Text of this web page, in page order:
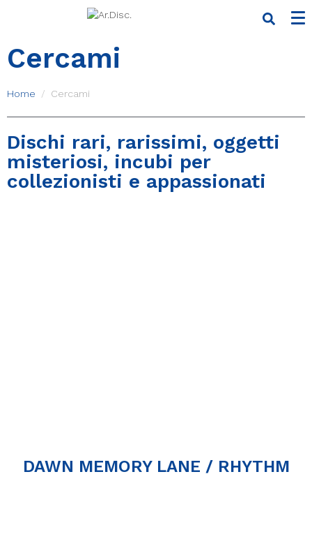
Cercami
Home Cercami
Dischi rari, rarissimi, oggetti
misteriosi, incubi per
collezionisti e appassionati
DAWN MEMORY LANE / RHYTHM